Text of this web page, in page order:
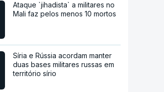
Ataque `jihadista` a militares no
Mali faz pelos menos 10 mortos
Síria e Rússia acordam manter
duas bases militares russas em
território sírio